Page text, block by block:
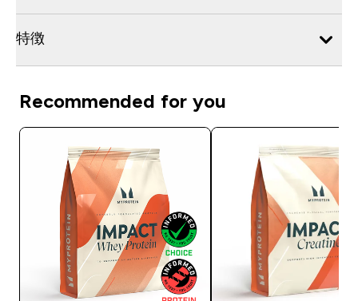
特徴
Recommended for you